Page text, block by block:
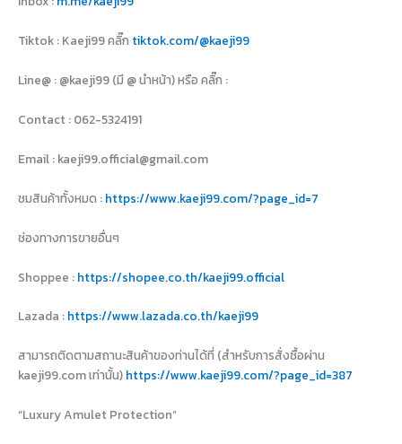
Tiktok : Kaeji99 คลิ๊ก tiktok.com/@kaeji99
Line@ : @kaeji99 (มี @ นำหน้า) หรือ คลิ๊ก :
Contact : 062-5324191
Email : kaeji99.official@gmail.com
ชมสินค้าทั้งหมด : https://www.kaeji99.com/?page_id=7
ช่องทางการขายอื่นๆ
Shoppee : https://shopee.co.th/kaeji99.official
Lazada : https://www.lazada.co.th/kaeji99
สามารถติดตามสถานะสินค้าของท่านได้ที่ (สำหรับการสั่งซื้อผ่าน
kaeji99.com เท่านั้น) https://www.kaeji99.com/?page_id=387
“Luxury Amulet Protection”